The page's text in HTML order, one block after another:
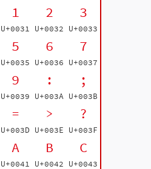
1
U+0031
2
U+0032
3
U+0033
5
U+0035
6
U+0036
7
U+0037
9
U+0039
:
U+003A
;
U+003B
=
U+003D
>
U+003E
?
U+003F
A
U+0041
B
U+0042
C
U+0043